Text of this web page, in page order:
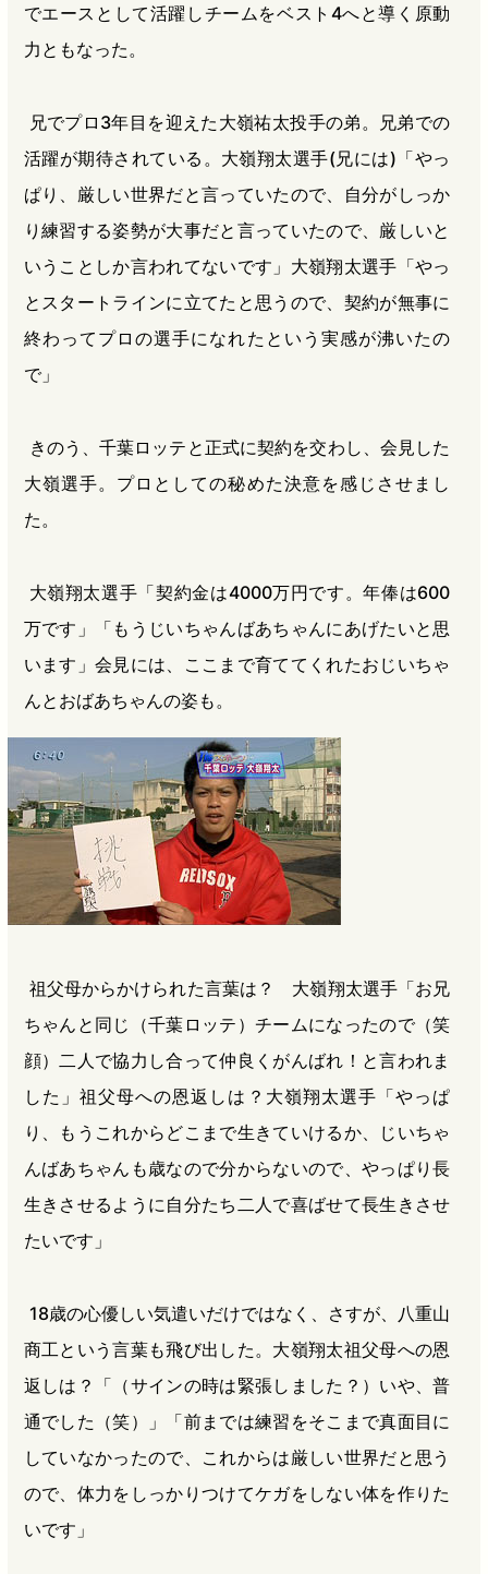
でエースとして活躍しチームをベスト4へと導く原動
力ともなった。
兄でプロ3年目を迎えた大嶺祐太投手の弟。兄弟での
活躍が期待されている。大嶺翔太選手(兄には)「やっ
ぱり、厳しい世界だと言っていたので、自分がしっか
り練習する姿勢が大事だと言っていたので、厳しいと
いうことしか言われてないです」大嶺翔太選手「やっ
とスタートラインに立てたと思うので、契約が無事に
終わってプロの選手になれたという実感が沸いたの
で」
きのう、千葉ロッテと正式に契約を交わし、会見した
大嶺選手。プロとしての秘めた決意を感じさせまし
た。
大嶺翔太選手「契約金は4000万円です。年俸は600
万です」「もうじいちゃんばあちゃんにあげたいと思
います」会見には、ここまで育ててくれたおじいちゃ
んとおばあちゃんの姿も。
祖父母からかけられた言葉は？ 大嶺翔太選手「お兄
ちゃんと同じ（千葉ロッテ）チームになったので（笑
顔）二人で協力し合って仲良くがんばれ！と言われま
した」祖父母への恩返しは？大嶺翔太選手「やっぱ
り、もうこれからどこまで生きていけるか、じいちゃ
んばあちゃんも歳なので分からないので、やっぱり長
生きさせるように自分たち二人で喜ばせて長生きさせ
たいです」
18歳の心優しい気遣いだけではなく、さすが、八重山
商工という言葉も飛び出した。大嶺翔太祖父母への恩
返しは？「（サインの時は緊張しました？）いや、普
通でした（笑）」「前までは練習をそこまで真面目に
していなかったので、これからは厳しい世界だと思う
ので、体力をしっかりつけてケガをしない体を作りた
いです」